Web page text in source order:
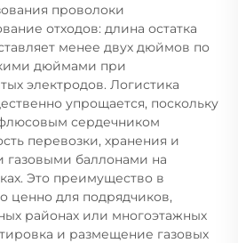
проволоки
отходов: длина остатка
менее двух дюймов по
дюймами при
электродов. Логистика
упрощается, поскольку
сердечником
перевозки, хранения и
баллонами на
Это преимущество в
ценно для подрядчиков,
районах или многоэтажных
и размещение газовых